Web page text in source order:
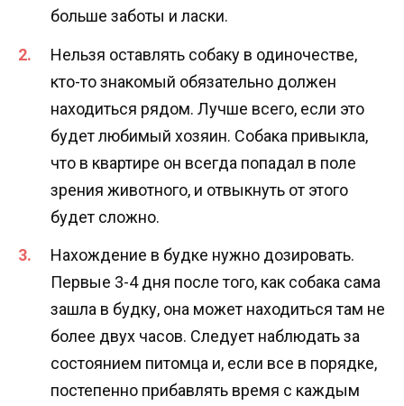
больше заботы и ласки.
Нельзя оставлять собаку в одиночестве,
кто-то знакомый обязательно должен
находиться рядом. Лучше всего, если это
будет любимый хозяин. Собака привыкла,
что в квартире он всегда попадал в поле
зрения животного, и отвыкнуть от этого
будет сложно.
Нахождение в будке нужно дозировать.
Первые 3-4 дня после того, как собака сама
зашла в будку, она может находиться там не
более двух часов. Следует наблюдать за
состоянием питомца и, если все в порядке,
постепенно прибавлять время с каждым